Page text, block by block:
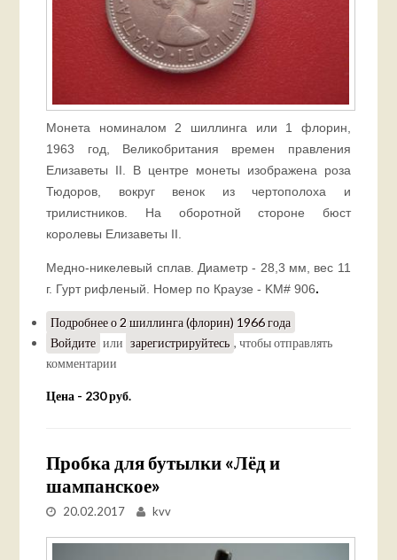
Монета номиналом 2 шиллинга или 1 флорин,
1963 год, Великобритания времен правления
Елизаветы II. В центре монеты изображена роза
Тюдоров, вокруг венок из чертополоха и
трилистников. На оборотной стороне бюст
королевы Елизаветы II.
Медно-никелевый сплав. Диаметр - 28,3 мм, вес 11
г. Гурт рифленый. Номер по Краузе - KM# 906.
Подробнеео 2 шиллинга (флорин) 1966 года
Войдите или зарегистрируйтесь , чтобы отправлять
комментарии
Цена - 230 руб.
Пробка для бутылки «Лёд и
шампанское»
20.02.2017 kvv